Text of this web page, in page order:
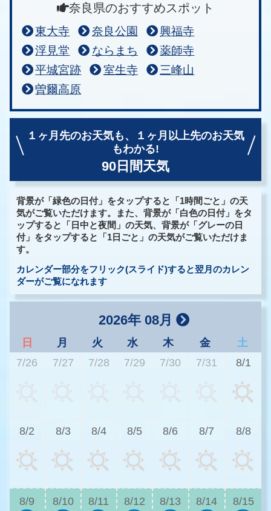
奈良県のおすすめスポット
東大寺 奈良公園
興福寺
浮見堂
ならまち
薬師寺
平城宮跡
室生寺
三峰山
曽爾高原
１ヶ月先のお天気も、
１ヶ月以上先のお天気
もわかる!
90日間天気
背景が「緑色の日付」をタップすると「1時間ごと」の天
気がご覧いただけます。また、背景が「白色の日付」をタ
ップすると「日中と夜間」の天気、背景が「グレーの日
付」をタップすると「1日ごと」の天気がご覧いただけま
す。
カレンダー部分をフリック(スライド)すると翌月のカレン
ダーがご覧になれます
2026年 08月
日 月 火 水 木 金
土
7/26
7/27 7/28 7/29 7/30 7/31 8/1
8/2 8/3 8/4 8/5 8/6 8/7 8/8
8/9 8/10 8/11 8/12 8/13 8/14 8/15